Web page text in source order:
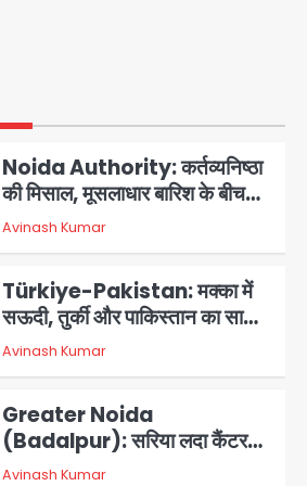
24 घंटे ऑनलाइन डॉक्टर परामर्श
Noida Authority: कर्तव्यनिष्ठा
की मिसाल, मूसलाधार बारिश के बीच
नोएडा प्राधिकरण ने संभाला मोर्चा,
सेक्टर 105 आरडब्ल्यूए ने जताया
Avinash Kumar
Türkiye-Pakistan: मक्का में
सऊदी, तुर्की और पाकिस्तान का साझा
रक्षा समझौता, जानें इसके मायने
Avinash Kumar
Greater Noida
(Badalpur): सरिया लदा कैंटर
अनियंत्रित होकर घुसा किराना दुकान
Avinash Kumar